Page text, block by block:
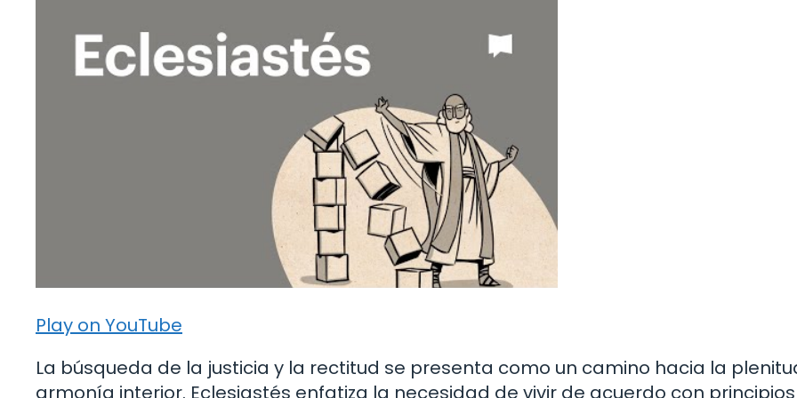
Play on YouTube
La búsqueda de la justicia y la rectitud se presenta como un camino hacia la
armonía interior. Eclesiastés enfatiza la necesidad de vivir de acuerdo con principios